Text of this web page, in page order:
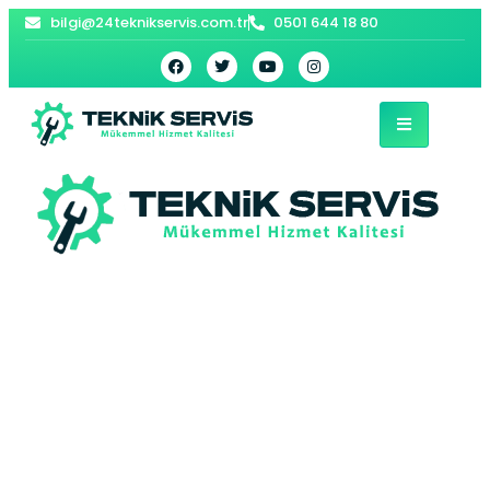
bilgi@24teknikservis.com.tr 0501 644 18 80